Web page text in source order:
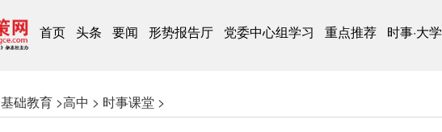
首页 头条 要闻 形势报告厅 党委中心组学习 重点推荐 时事·大学
础教育 >高中 > 时事课堂 >